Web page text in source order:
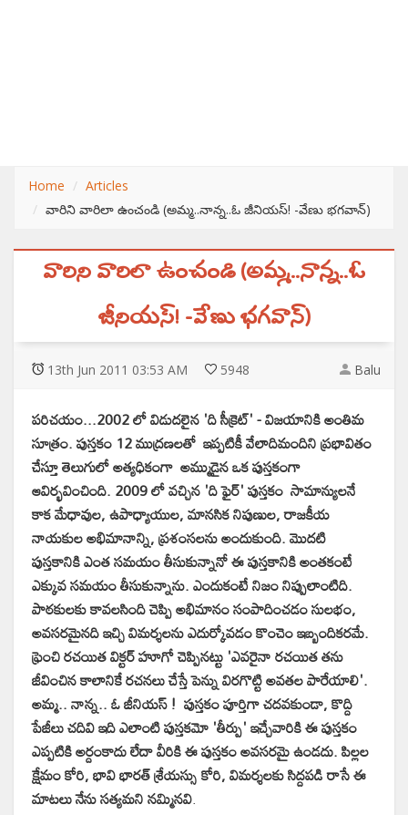
Home
Articles
వారిని వారిలా ఉంచండి (అమ్మ..నాన్న..ఓ జీనియస్! -వేణు భగవాన్)
వారిని వారిలా ఉంచండి (అమ్మ..నాన్న..ఓ
జీనియస్! -వేణు భగవాన్)
13th Jun 2011 03:53 AM 5948 Balu
పరిచయం...2002 లో విడుదలైన 'ది సీక్రెట్' - విజయానికి అంతిమ
సూత్రం. పుస్తకం 12 ముద్రణలతో ఇప్పటికీ వేలాదిమందిని ప్రభావితం
చేస్తూ తెలుగులో అత్యధికంగా అమ్ముడైన ఒక పుస్తకంగా
ఆవిర్భవించింది. 2009 లో వచ్చిన 'ది ఫైర్' పుస్తకం సామాన్యులనే
కాక మేధావుల, ఉపాధ్యాయుల, మానసిక నిపుణుల, రాజకీయ
నాయకుల అభిమానాన్ని, ప్రశంసలను అందుకుంది. మొదటి
పుస్తకానికి ఎంత సమయం తీసుకున్నానో ఈ పుస్తకానికి అంతకంటే
ఎక్కువ సమయం తీసుకున్నాను. ఎందుకంటే నిజం నిప్పులాంటిది.
పాఠకులకు కావలసింది చెప్పి అభిమానం సంపాదించడం సులభం,
అవసరమైనది ఇచ్చి విమర్శలను ఎదుర్కోవడం కొంచెం ఇబ్బందికరమే.
ఫ్రెంచి రచయిత విక్టర్ హూగో చెప్పినట్టు 'ఎవరైనా రచయిత తను
జీవించిన కాలానికే రచనలు చేస్తే పెన్ను విరగొట్టి అవతల పారేయాలి'.
అమ్మ.. నాన్న.. ఓ జీనియస్ ! పుస్తకం పూర్తిగా చదవకుండా, కొద్ది
పేజీలు చదివి ఇది ఎలాంటి పుస్తకమో 'తీర్పు' ఇచ్చేవారికి ఈ పుస్తకం
ఎప్పటికి అర్దంకాదు లేదా వీరికి ఈ పుస్తకం అవసరమై ఉండదు. పిల్లల
క్షేమం కోరి, భావి భారత్ శ్రేయస్సు కోరి, విమర్శలకు సిద్దపడి రాసే ఈ
మాటలు నేను సత్యమని నమ్మినవి.